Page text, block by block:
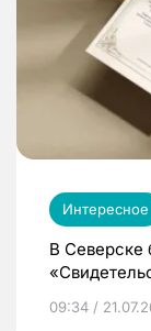
Интересное
В Северске
09:34 /